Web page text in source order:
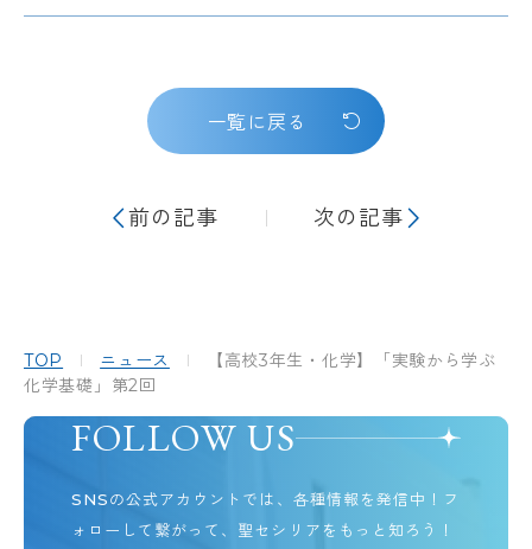
前の記事
一覧に戻る
次の記事
TOP ニュース
【高校3年生・化学】「実験から学ぶ
化学基礎」第2回
FOLLOW US
SNSの公式アカウントでは、各種情報を発信中！ フ
ォローして繋がって、聖セシリアをもっと知ろう！